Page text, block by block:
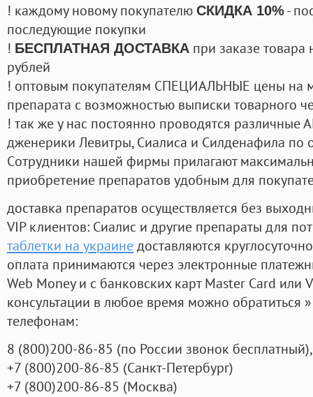
! каждому новому покупателю СКИДКА 10%-
последующие покупки
! БЕСПЛАТНАЯ ДОСТАВКА при заказе
рублей
! оптовым покупателям СПЕЦИАЛЬНЫЕ цены на
препарата с возможностью выписки товарного
! так же у нас постоянно проводятся
дженерики Левитры, Сиалиса и Силденафила по
Cотрудники нашей фирмы прилагают
приобретение препаратов удобным для
доставка препаратов осуществляется без
VIP клиентов: Сиалис и другие препараты для
таблетки на украинедоставляются круглосуточно
оплата принимаются через электронные
Web Money и с банковских карт Master Card или
консультации в любое время можно обратиться
телефонам:
8 (800)200-86-85 (по России звонок бесплатный),
+7 (800)200-86-85 (Санкт-Петербург)
+7 (800)200-86-85 (Москва)